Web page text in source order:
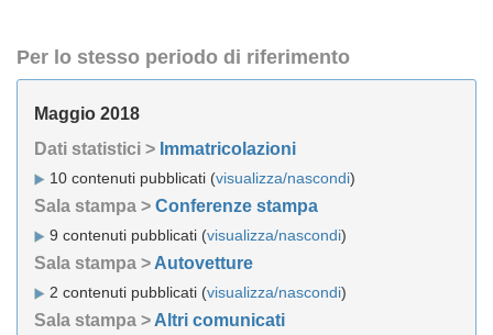
Per lo stesso periodo di riferimento
Maggio 2018
Dati statistici > Immatricolazioni
10 contenuti pubblicati (visualizza/nascondi)
Sala stampa > Conferenze stampa
9 contenuti pubblicati (visualizza/nascondi)
Sala stampa > Autovetture
2 contenuti pubblicati (visualizza/nascondi)
Sala stampa > Altri comunicati